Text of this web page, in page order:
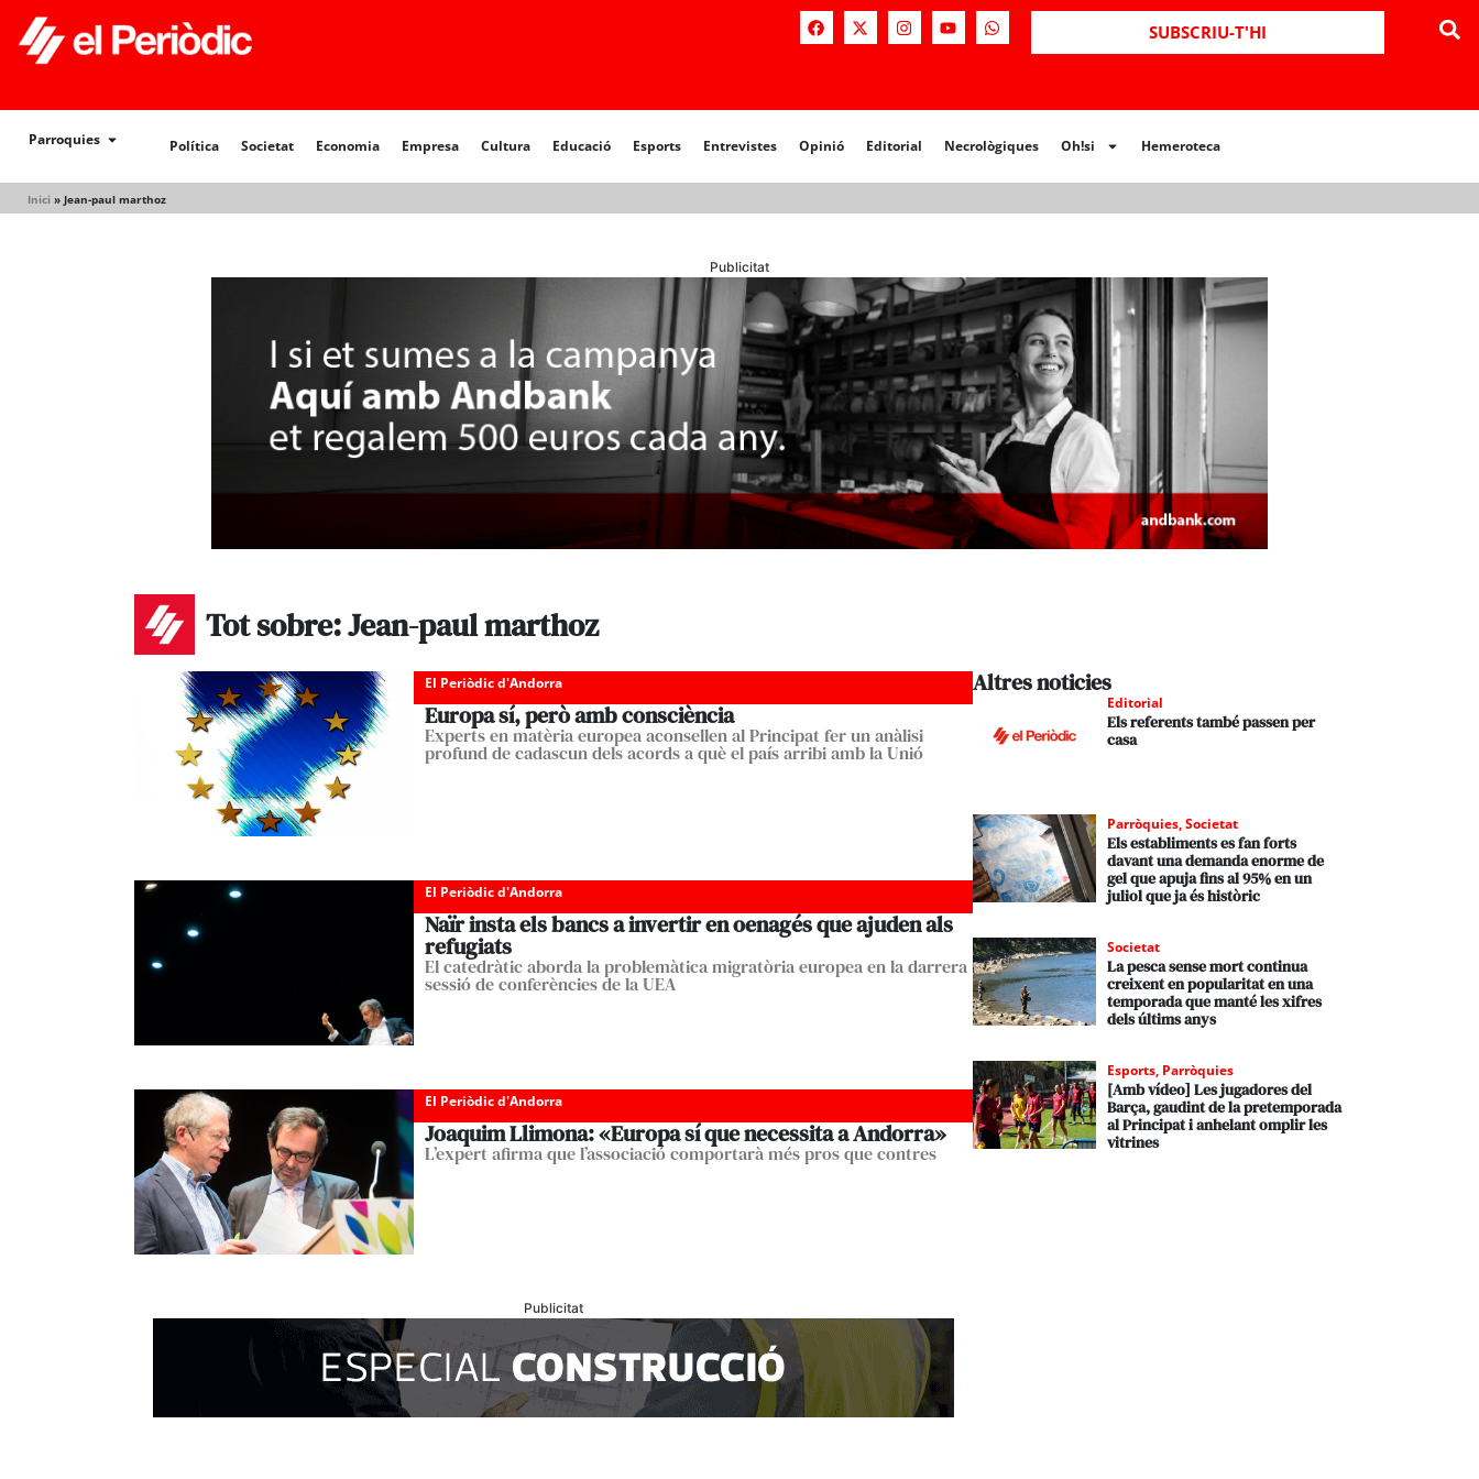
SUBSCRIU-T'HI
Parroquies Política Societat Economia Empresa Cultura Educació Esports Entrevistes Opinió Editorial Necrològiques Oh!si Hemeroteca
Inici » Jean-paul marthoz
Política Societat Opinió Editorial Necrològiques Hemeroteca
Publicitat
Tot sobre: Jean-paul marthoz
El Periòdic d'Andorra
Europa sí, però amb consciència
Experts en matèria europea aconsellen al Principat fer un anàlisi
profund de cadascun dels acords a què el país arribi amb la Unió
El Periòdic d'Andorra
Naïr insta els bancs a invertir en oenagés que ajuden als
refugiats
El catedràtic aborda la problemàtica migratòria europea en la darrera
sessió de conferències de la UEA
El Periòdic d'Andorra
Joaquim Llimona: «Europa sí que necessita a Andorra»
L’expert afirma que l’associació comportarà més pros que contres
Publicitat
Altres noticies
Editorial
Els referents també passen per
casa
Parròquies,Societat
Els establiments es fan forts
davant una demanda enorme de
gel que apuja fins al 95% en un
juliol que ja és històric
Societat
La pesca sense mort continua
creixent en popularitat en una
temporada que manté les xifres
dels últims anys
Esports, Parròquies
[Amb vídeo] Les jugadores del
Barça, gaudint de la pretemporada
al Principat i anhelant omplir les
vitrines